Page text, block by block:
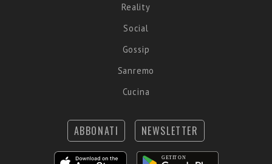
Reality
Social
Gossip
Sanremo
Cucina
ABBONATI NEWSLETTER